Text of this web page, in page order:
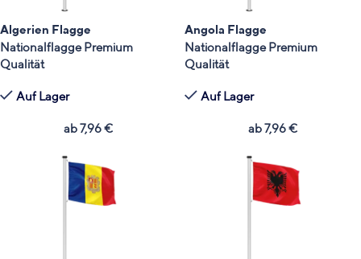
Algerien Flagge
Nationalflagge Premium
Qualität
Auf Lager
ab7,96€
Angola Flagge
Nationalflagge Premium
Qualität
Auf Lager
ab7,96€